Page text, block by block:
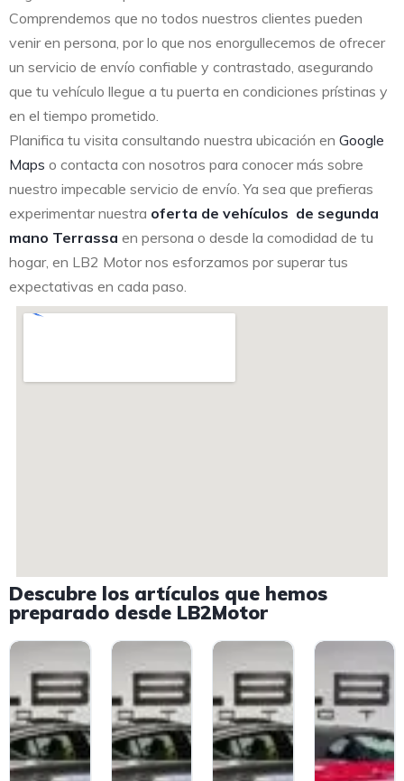
Comprendemos que no todos nuestros clientes pueden
venir en persona, por lo que nos enorgullecemos de ofrecer
un servicio de envío confiable y contrastado, asegurando
que tu vehículo llegue a tu puerta en condiciones prístinas y
en el tiempo prometido.
Planifica tu visita consultando nuestra ubicación en Google
Maps o contacta con nosotros para conocer más sobre
nuestro impecable servicio de envío. Ya sea que prefieras
experimentar nuestra oferta de vehículos de segunda
mano Terrassa en persona o desde la comodidad de tu
hogar, en LB2 Motor nos esforzamos por superar tus
expectativas en cada paso.
Descubre los artículos que hemos
preparado desde LB2Motor